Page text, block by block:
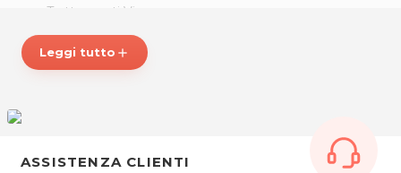
Trattamenti Viso
Un centro curato e accogliente, in cui potrai ricevere
trattamenti professiali per la tua bellezza.
Via Sebastiano Caboto, 20/D
Leggi tutto add
ASSISTENZA CLIENTI